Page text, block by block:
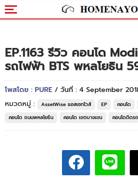
EP.1163 รีวิว คอนโด
รถไฟฟ้า BTS พหลโยธิน
โพสโดย : PURE / วันที่ : 4 September
หมวดหมู่ :
AssetWise แอสเซทไวส์ EP คอนโด
คอนโด ถนนพหลโยธิน
คอนโด เขตบางเขน คอนโดติดร